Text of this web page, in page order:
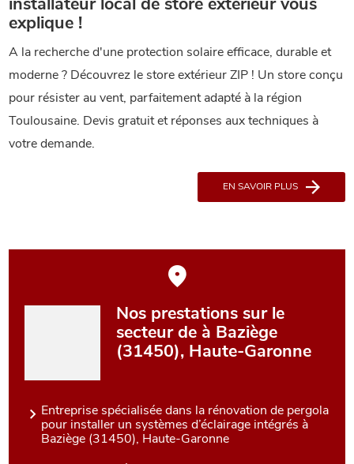
installateur local de store extérieur vous
explique !
A la recherche d'une protection solaire efficace, durable et
moderne ? Découvrez le store extérieur ZIP ! Un store conçu
pour résister au vent, parfaitement adapté à la région
Toulousaine. Devis gratuit et réponses aux techniques à
votre demande.
EN SAVOIR PLUS
Nos prestations sur le
secteur de à Baziège
(31450), Haute-Garonne
Entreprise spécialisée dans la rénovation de pergola
pour installer un systèmes d’éclairage intégrés à
Baziège (31450), Haute-Garonne